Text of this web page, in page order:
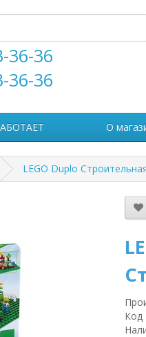
36-36
36-36
О
LEGO Duplo
Код